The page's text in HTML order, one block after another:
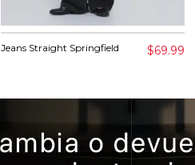
Jeans Straight Springfield $69.99